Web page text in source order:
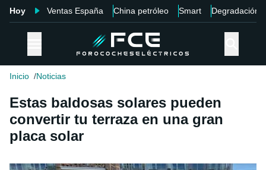
Hoy Ventas España China petróleo Smart Degradación
Inicio Noticias
Estas baldosas solares pueden
convertir tu terraza en una gran
placa solar